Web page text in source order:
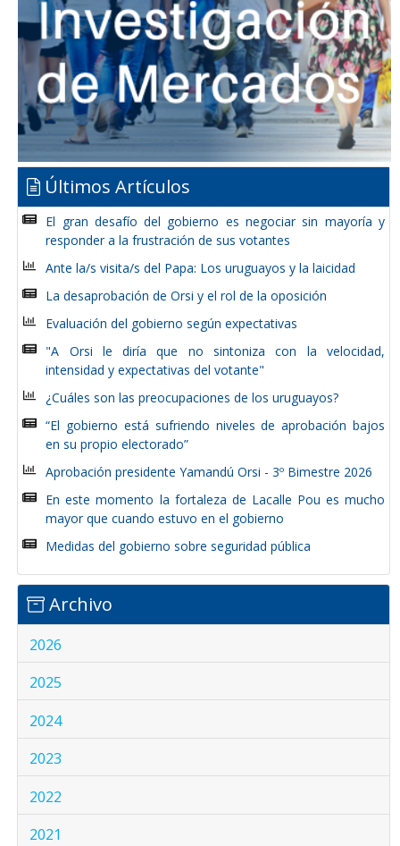
Últimos Artículos
El gran desafío del gobierno es negociar sin mayoría y
responder a la frustración de sus votantes
Ante la/s visita/s del Papa: Los uruguayos y la laicidad
La desaprobación de Orsi y el rol de la oposición
Evaluación del gobierno según expectativas
"A Orsi le diría que no sintoniza con la velocidad,
intensidad y expectativas del votante"
¿Cuáles son las preocupaciones de los uruguayos?
“El gobierno está sufriendo niveles de aprobación bajos
en su propio electorado”
Aprobación presidente Yamandú Orsi - 3º Bimestre 2026
En este momento la fortaleza de Lacalle Pou es mucho
mayor que cuando estuvo en el gobierno
Medidas del gobierno sobre seguridad pública
Archivo
2026
2025
2024
2023
2022
2021